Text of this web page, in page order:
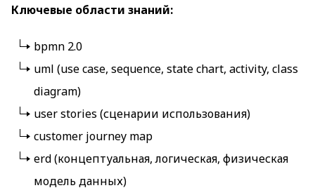
Ключевые области знаний:
bpmn 2.0
uml (use case, sequence, state chart, activity, class
diagram)
user stories (сценарии использования)
customer journey map
erd (концептуальная, логическая, физическая
модель данных)